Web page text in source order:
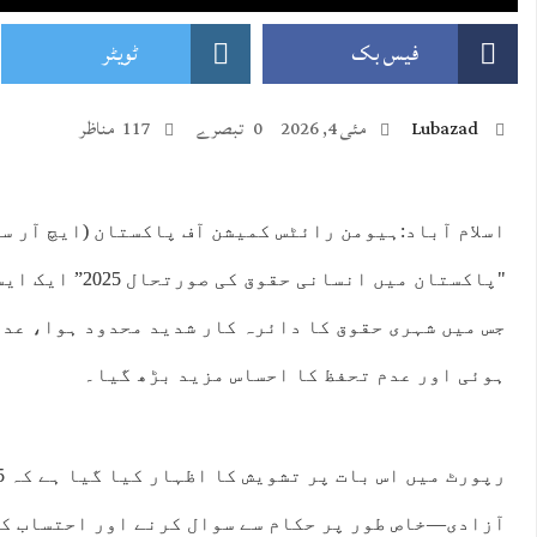
فیس بک ٹویٹر
Lubazad مئی 4, 2026 0 تبصرے 117 مناظر
اسلام آباد:ہیومن رائٹس کمیشن آف پاکستان (ایچ آر
"پاکستان میں
جس میں شہری حقوق کا دائرہ کار شدید محدود ہوا،
ہوئی اور عدم تحفظ کا احساس مزید بڑھ گیا۔
آزادی—خاص طور پر حکام سے سوال کرنے اور احتساب
27°C 29°C 30°C 30°C 31°C 31°C